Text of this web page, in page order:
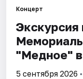
Города
Площадки
Артисты
Концерт
Экскурсия
"Медное"
5 сентября 2026